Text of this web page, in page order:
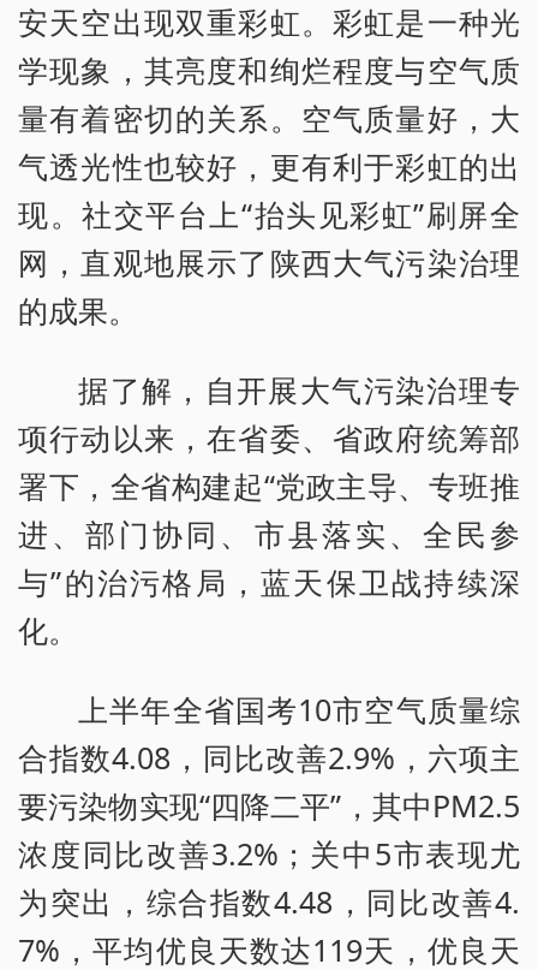
安天空出现双重彩虹。彩虹是一种光
学现象，其亮度和绚烂程度与空气质
量有着密切的关系。空气质量好，大
气透光性也较好，更有利于彩虹的出
现。社交平台上“抬头见彩虹”刷屏全
网，直观地展示了陕西大气污染治理
的成果。
据了解，自开展大气污染治理专
项行动以来，在省委、省政府统筹部
署下，全省构建起“党政主导、专班推
进、部门协同、市县落实、全民参
与”的治污格局，蓝天保卫战持续深
化。
上半年全省国考10市空气质量综
合指数4.08，同比改善2.9%，六项主
要污染物实现“四降二平”，其中PM2.5
浓度同比改善3.2%；关中5市表现尤
为突出，综合指数4.48，同比改善4.
7%，平均优良天数达119天，优良天